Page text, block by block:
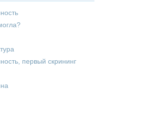
первый скрининг